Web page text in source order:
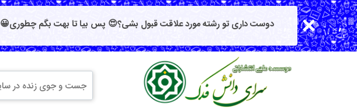
دوست داری تو رشته مورد علاقت قبول بشی؟😍 پس بیا تا بهت بگم چطوری😀